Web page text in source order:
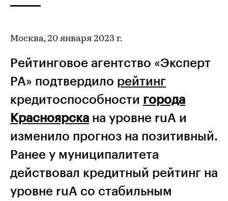
Москва, 20 января 2023 г.
Рейтинговое агентство «Эксперт
РА» подтвердило рейтинг
кредитоспособности города
Красноярска на уровне ruА и
изменило прогноз на позитивный.
Ранее у муниципалитета
действовал кредитный рейтинг на
уровне ruА со стабильным